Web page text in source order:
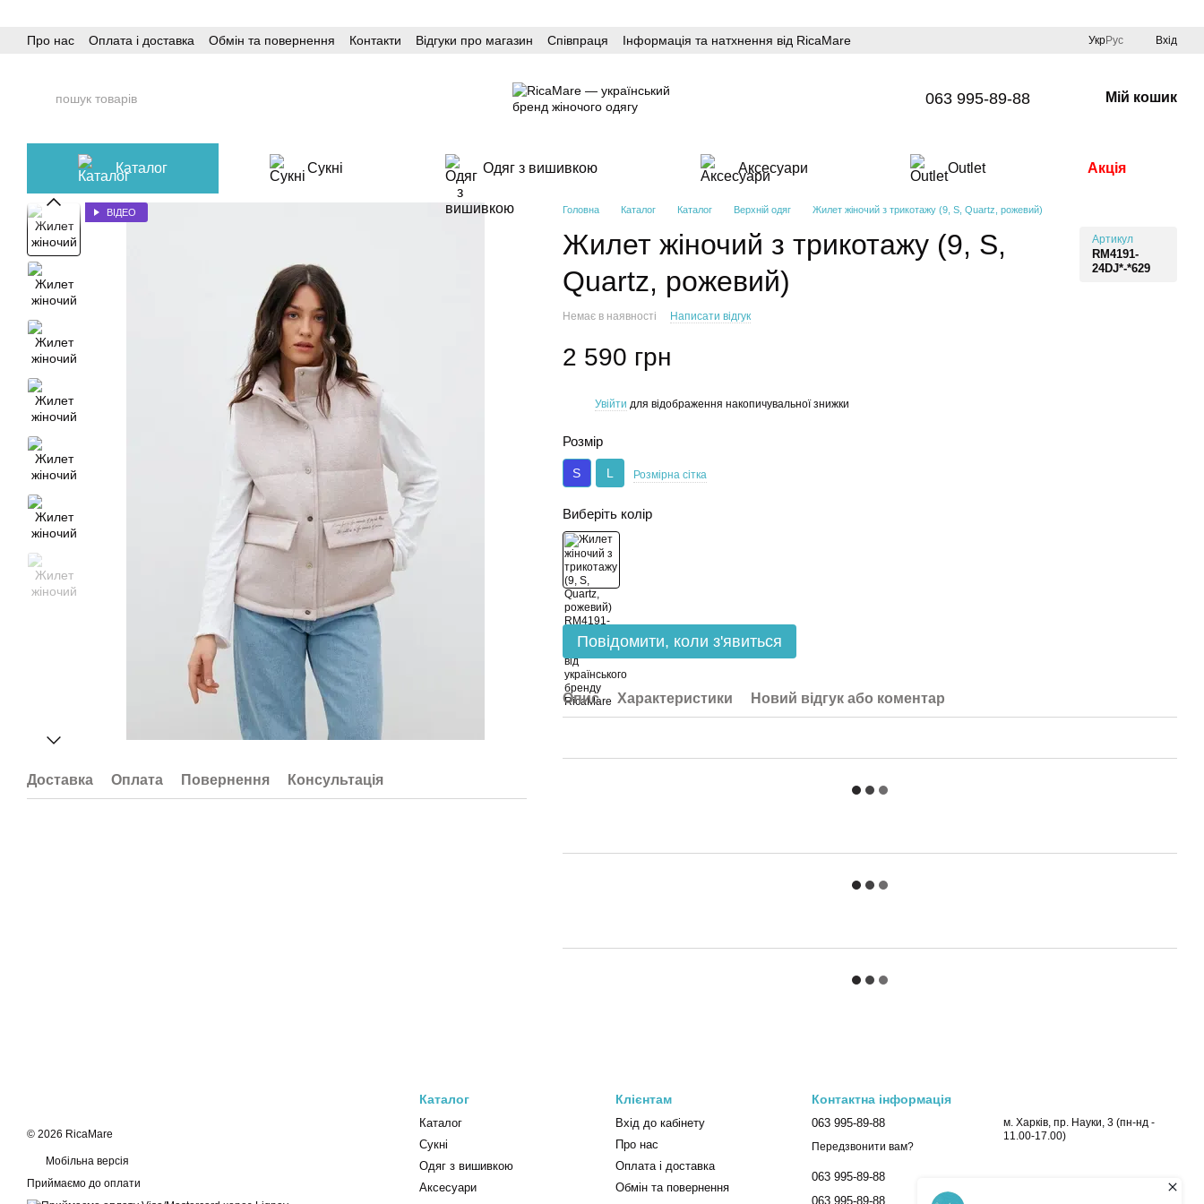
Про нас
Оплата і доставка Обмін та повернення Контакти Відгуки про магазин Співпраця Інформація та натхнення від RicaMare УкрРус Вхід
063 995-89-88 Мій кошик
Каталог Сукні Одяг з вишивкою Аксесуари Outlet Акція
ВІДЕО
Доставка Оплата Повернення Консультація
Головна Каталог Каталог Верхній одяг Жилет жіночий з трикотажу (9, S, Quartz, рожевий)
Жилет жіночий з трикотажу (9, S,
Quartz, рожевий)
Артикул
RM4191-
24DJ*-*629
Немає в наявності Написати відгук
2 590 грн
Увійти для відображення накопичувальної знижки
Розмір
S L Розмірна сітка
Виберіть колір
Повідомити, коли з'явиться
Опис Характеристики Новий відгук або коментар
© 2026 RicaMare
Мобільна версія
Приймаємо до оплати
Каталог
Каталог
Сукні
Одяг з вишивкою
Аксесуари
Клієнтам
Вхід до кабінету
Про нас
Оплата і доставка
Обмін та повернення
Контактна інформація
063 995-89-88
Передзвонити вам?
063 995-89-88
063 995-89-88
м. Харків, пр. Науки, 3 (пн-нд -
11.00-17.00)